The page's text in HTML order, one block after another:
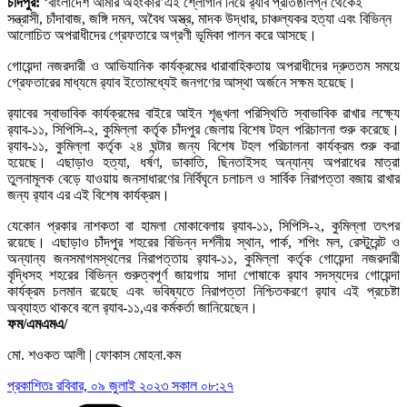
সন্ত্রাসী, চাঁদাবাজ, জঙ্গি দমন, অবৈধ অস্ত্র, মাদক উদ্ধার, চাঞ্চল্যকর হত্যা এবং বিভিন্ন
আলোচিত অপরাধীদের গ্রেফতারে অগ্রণী ভূমিকা পালন করে আসছে।
গোয়েন্দা নজরদারী ও আভিযানিক কার্যক্রমের ধারাবাহিকতায় অপরাধীদের দ্রুততম সময়ে
গ্রেফতারের মাধ্যমে র‌্যাব ইতোমধ্যেই জনগণের আস্থা অর্জনে সক্ষম হয়েছে।
র‌্যাবের স্বাভাবিক কার্যক্রমের বাইরে আইন শৃঙ্খলা পরিস্থিতি স্বাভাবিক রাখার লক্ষ্যে
র‌্যাব-১১, সিপিসি-২, কুমিল্লা কর্তৃক চাঁদপুর জেলায় বিশেষ টহল পরিচালনা শুরু করেছে।
র‌্যাব-১১, কুমিল্লা কর্তৃক ২৪ ঘন্টার জন্য বিশেষ টহল পরিচালনা কার্যক্রম শুরু করা
হয়েছে। এছাড়াও হত্যা, ধর্ষণ, ডাকাতি, ছিনতাইসহ অন্যান্য অপরাধের মাত্রা
তুলনামূলক বেড়ে যাওয়ায় জনসাধারণের নির্বিঘৃনে চলাচল ও সার্বিক নিরাপত্তা বজায় রাখার
জন্য র‌্যাব এর এই বিশেষ কার্যক্রম।
যেকোন প্রকার নাশকতা বা হামলা মোকাবেলায় র‌্যাব-১১, সিপিসি-২, কুমিল্লা তৎপর
রয়েছে। এছাড়াও চাঁদপুর শহরের বিভিন্ন দর্শনীয় স্থান, পার্ক, শপিং মল, রেস্টুরেন্ট ও
অন্যান্য জনসমাগমস্থলের নিরাপত্তায় র‌্যাব-১১, কুমিল্লা কর্তৃক গোয়েন্দা নজরদারী
বৃদ্ধিসহ শহরের বিভিন্ন গুরুত্বপূর্ণ জায়গায় সাদা পোষাকে র‌্যাব সদস্যদের গোয়েন্দা
কার্যক্রম চলমান রয়েছে এবং ভবিষ্যতে নিরাপত্তা নিশ্চিতকরণে র‌্যাব এই প্রচেষ্টা
অব্যাহত থাকবে বলে র‌্যাব-১১,এর কর্মকর্তা জানিয়েছেন।
ফম/এমএমএ/
মো. শওকত আলী | ফোকাস মোহনা.কম
প্রকাশিতঃ রবিবার, ০৯ জুলাই ২০২৩ সকাল ০৮:২৭